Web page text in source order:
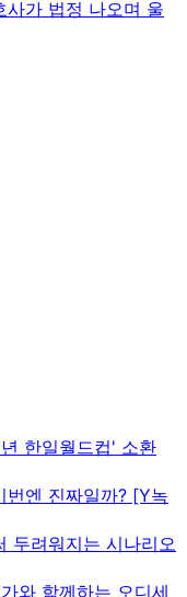
가 법정 나오며 울
한일월드컵' 소환
번엔 진짜일까? [Y녹
두려워지는 시나리오
와 함께하는 오디세